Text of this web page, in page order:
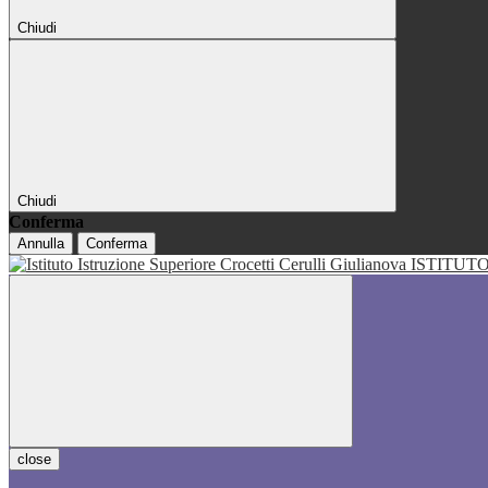
Chiudi
Chiudi
Conferma
Annulla Conferma
close